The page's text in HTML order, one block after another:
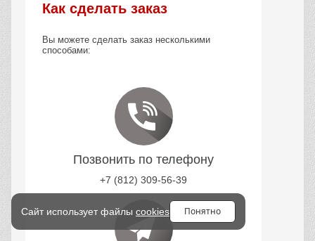
Как сделать заказ
Вы можете сделать заказ несколькими
способами:
Позвонить по телефону
+7 (812) 309-56-39
Сайт использует файлы cookies Понятно